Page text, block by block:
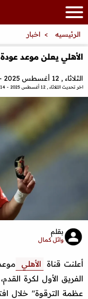
الرئيسيه اخبار
الأهلي يعلن موعد
الثلاثاء , 12 أغسطس 2025 - 08:13 م
اخر تحديث الثلاثاء , 12 أغسطس 2025 - 08:14 م
بقلم
وائل كمال
أعلنت قناة الأهلي
الفريق الأول لكرة
عظمة الترقوة" خلال